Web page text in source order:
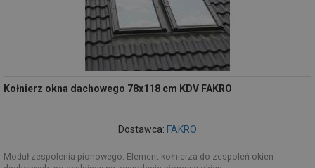
Kołnierz okna dachowego 78x118 cm KDV FAKRO
Dostawca: FAKRO
Moduł zespolenia pionowego. Element kołnierza do zespoleń okien